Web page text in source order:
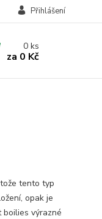
Přihlášení
0ks
za 0 Kč
tento typ
opak je
výrazné